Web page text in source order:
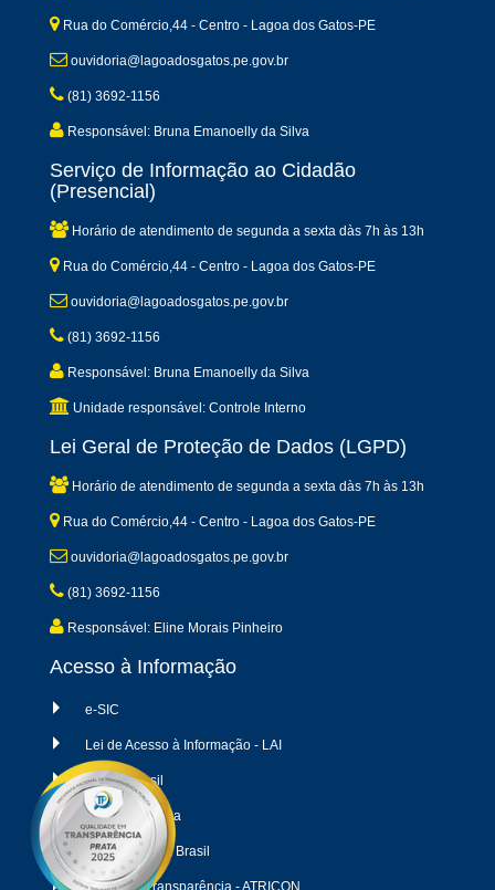
Rua do Comércio,44 - Centro - Lagoa dos Gatos-PE
ouvidoria@lagoadosgatos.pe.gov.br
(81) 3692-1156
Responsável: Bruna Emanoelly da Silva
Serviço de Informação ao Cidadão
(Presencial)
Horário de atendimento de segunda a sexta dàs 7h às 13h
Rua do Comércio,44 - Centro - Lagoa dos Gatos-PE
ouvidoria@lagoadosgatos.pe.gov.br
(81) 3692-1156
Responsável: Bruna Emanoelly da Silva
Unidade responsável: Controle Interno
Lei Geral de Proteção de Dados (LGPD)
Horário de atendimento de segunda a sexta dàs 7h às 13h
Rua do Comércio,44 - Centro - Lagoa dos Gatos-PE
ouvidoria@lagoadosgatos.pe.gov.br
(81) 3692-1156
Responsável: Eline Morais Pinheiro
Acesso à Informação
e-SIC
Lei de Acesso à Informação - LAI
Escala Brasil
Cartilha Pública
Transparência Brasil
Radar da Transparência - ATRICON